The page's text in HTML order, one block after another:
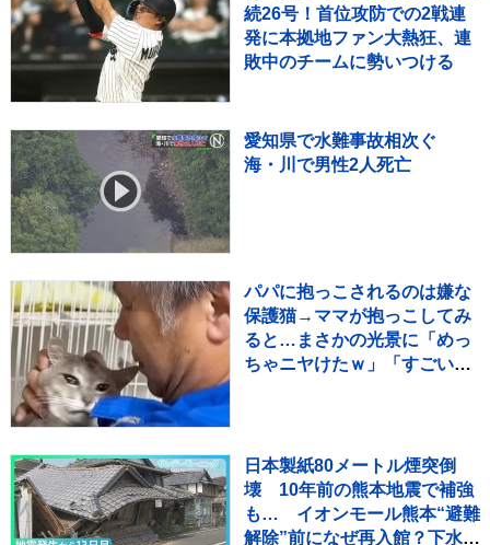
続26号！首位攻防での2戦連
発に本拠地ファン大熱狂、連
敗中のチームに勢いつける
愛知県で水難事故相次ぐ
海・川で男性2人死亡
パパに抱っこされるのは嫌な
保護猫→ママが抱っこしてみ
ると…まさかの光景に「めっ
ちゃニヤけたｗ」「すごいｗ
日本製紙80メートル煙突倒
壊 10年前の熊本地震で補強
も… イオンモール熊本“避難
解除”前になぜ再入館？下水管